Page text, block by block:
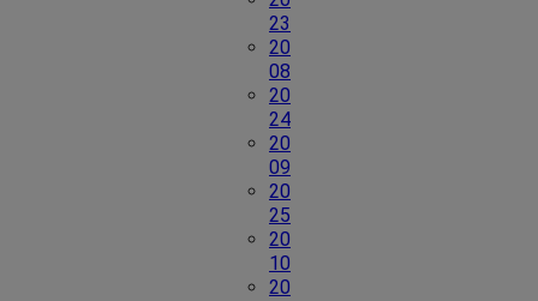
23
20
08
20
24
20
09
20
25
20
10
20